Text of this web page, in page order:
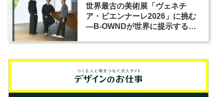
世界最古の美術展「ヴェネチ
ア・ビエンナーレ2026」に挑む
―B-OWNDが世界に提示する美